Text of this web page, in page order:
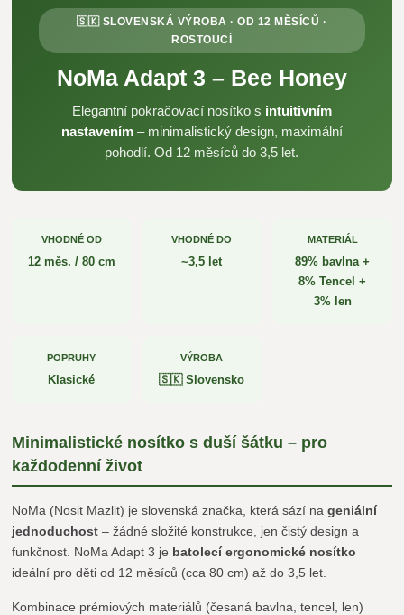
🇸🇰 SLOVENSKÁ VÝROBA · OD 12 MĚSÍCŮ ·
ROSTOUCÍ
NoMa Adapt 3 – Bee Honey
Elegantní pokračovací nosítko s intuitivním
nastavením– minimalistický design, maximální
pohodlí. Od 12 měsíců do 3,5 let.
VHODNÉ OD
12 měs. / 80 cm
VHODNÉ DO
~3,5 let
MATERIÁL
89% bavlna +
8% Tencel +
3% len
POPRUHY
Klasické
VÝROBA
🇸🇰 Slovensko
Minimalistické nosítko s duší šátku – pro
každodenní život
NoMa (Nosit Mazlit) je slovenská značka, která sází nageniální
jednoduchost – žádné složité konstrukce, jen čistý design a
funkčnost. NoMa Adapt 3 je batolecí ergonomické nosítko
ideální pro děti od 12 měsíců (cca 80 cm) až do 3,5 let.
Kombinace prémiových materiálů (česaná bavlna, tencel, len)